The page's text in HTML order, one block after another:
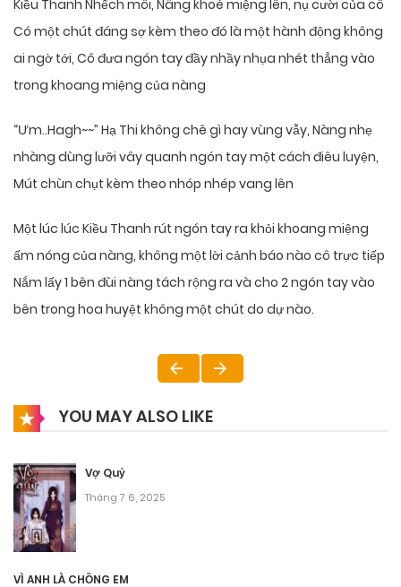
Kiều Thanh Nhếch môi, Nâng khoé miệng lên, nụ cười của cô
Có một chút đáng sợ kèm theo đó là một hành động không
ai ngờ tới, Cô đưa ngón tay đầy nhầy nhụa nhét thẳng vào
trong khoang miệng của nàng
“Ưm..Hagh~~” Hạ Thi không chê gì hay vùng vẫy, Nàng nhẹ
nhàng dùng lưỡi vây quanh ngón tay một cách điêu luyện,
Mút chùn chụt kèm theo nhóp nhép vang lên
Một lúc lúc Kiều Thanh rút ngón tay ra khỏi khoang miệng
ấm nóng của nàng, không một lời cảnh báo nào cô trực tiếp
Nắm lấy 1 bên đùi nàng tách rộng ra và cho 2 ngón tay vào
bên trong hoa huyệt không một chút do dự nào.
YOU MAY ALSO LIKE
Vợ Quỷ
Tháng 7 6, 2025
VÌ ANH LÀ CHỒNG EM